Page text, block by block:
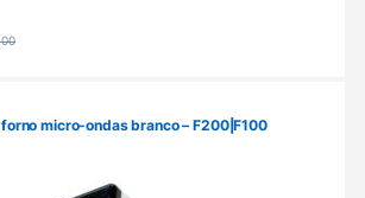
micro-ondas branco – F200|F100